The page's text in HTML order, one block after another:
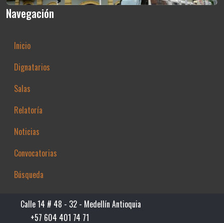
Navegación
Inicio
Dignatarios
Salas
Relatoría
Noticias
Convocatorias
Búsqueda
Calle 14 # 48 - 32 - Medellín Antioquia
+57 604 401 74 71